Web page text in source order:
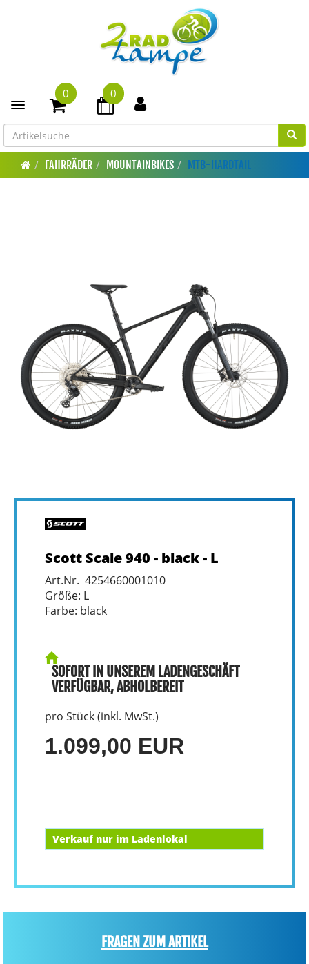
Toggle navigation
0 0
FAHRRÄDER MOUNTAINBIKES MTB-HARDTAIL
Scott Scale 940 - black - L
Art.Nr. 4254660001010
Größe: L
Farbe: black
SOFORT IN UNSEREM LADENGESCHÄFT
VERFÜGBAR, ABHOLBEREIT
pro Stück (inkl. MwSt.)
1.099,00 EUR
Verkauf nur im Ladenlokal
FRAGEN ZUM ARTIKEL